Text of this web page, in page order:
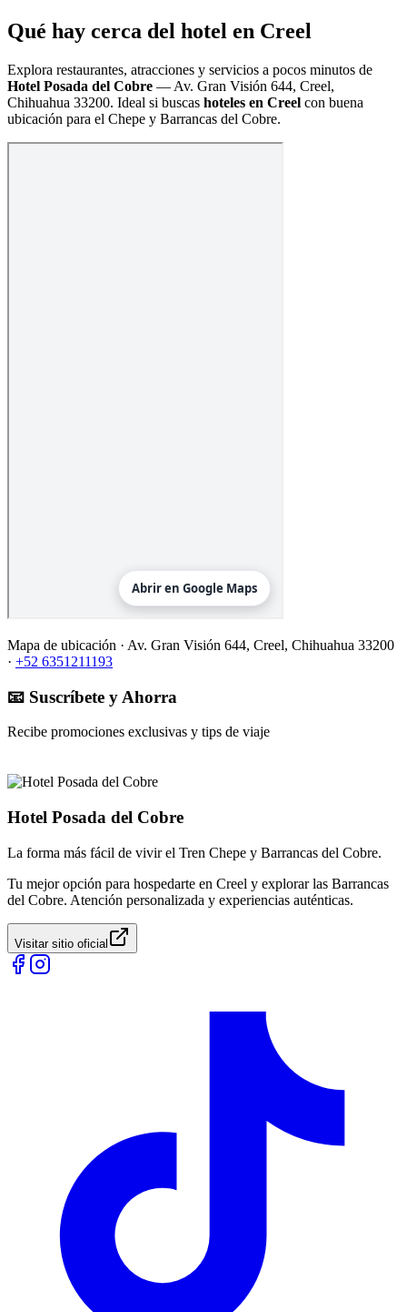
Qué hay cerca del hotel en Creel
Explora restaurantes, atracciones y servicios a pocos minutos de
Hotel Posada del Cobre — Av. Gran Visión 644, Creel,
Chihuahua 33200. Ideal si buscas hoteles en Creel con buena
ubicación para el Chepe y Barrancas del Cobre.
Mapa de ubicación · Av. Gran Visión 644, Creel, Chihuahua 33200
· +52 6351211193
📧 Suscríbete y Ahorra
Recibe promociones exclusivas y tips de viaje
Hotel Posada del Cobre
La forma más fácil de vivir el Tren Chepe y Barrancas del Cobre.
Tu mejor opción para hospedarte en Creel y explorar las Barrancas
del Cobre. Atención personalizada y experiencias auténticas.
Visitar sitio oficial